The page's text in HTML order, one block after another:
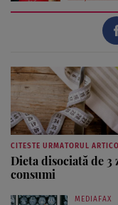
CITESTE URMATORUL
Dieta disociată de
consumi
MEDIAFAX